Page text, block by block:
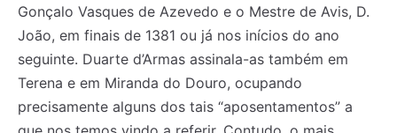
Gonçalo Vasques de Azevedo e o Mestre de Avis, D.
João, em finais de 1381 ou já nos inícios do ano
seguinte. Duarte d’Armas assinala-as também em
Terena e em Miranda do Douro, ocupando
precisamente alguns dos tais “aposentamentos” a